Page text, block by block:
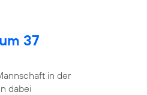
37
in der
dabei